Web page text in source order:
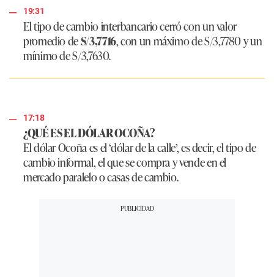
19:31
El tipo de cambio interbancario cerró con un valor
promedio deS/3,7716, con un máximo de S/3,7780 y un
mínimo de S/3,7630.
17:18
¿QUÉ ES EL DÓLAR OCOÑA?
El dólar Ocoña es el ‘dólar de la calle’, es decir, el tipo de
cambio informal, el que se compra y vende en el
mercado paralelo o casas de cambio.